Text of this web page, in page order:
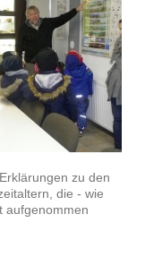
zu den
die - wie
aufgenommen